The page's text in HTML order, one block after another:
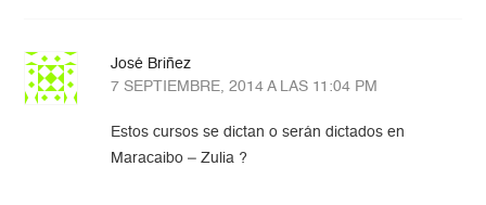
José Briñez
7 SEPTIEMBRE, 2014 A LAS 11:04 PM
Estos cursos se dictan o serán dictados en
Maracaibo – Zulia ?